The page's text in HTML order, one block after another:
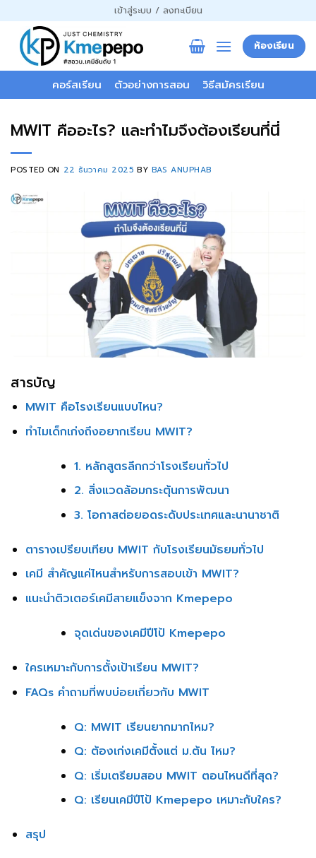
ไป
เนื้อหา
เข้าสู่ระบบ / ลงทะเบียน
ห้องเรียน
คอร์สเรียน ตัวอย่างการสอน วิธีสมัครเรียน
MWIT คืออะไร? และทำไมจึงต้องเรียนที่นี่
POSTED ON 22 ธันวาคม 2025 BY BAS ANUPHAB
สารบัญ
MWIT คือโรงเรียนแบบไหน?
ทำไมเด็กเก่งถึงอยากเรียน MWIT?
1. หลักสูตรลึกกว่าโรงเรียนทั่วไป
2. สิ่งแวดล้อมกระตุ้นการพัฒนา
3. โอกาสต่อยอดระดับประเทศและนานาชาติ
ตารางเปรียบเทียบ MWIT กับโรงเรียนมัธยมทั่วไป
เคมี สำคัญแค่ไหนสำหรับการสอบเข้า MWIT?
แนะนำติวเตอร์เคมีสายแข็งจาก Kmepepo
จุดเด่นของเคมีปีโป้ Kmepepo
ใครเหมาะกับการตั้งเป้าเรียน MWIT?
FAQs คำถามที่พบบ่อยเกี่ยวกับ MWIT
Q: MWIT เรียนยากมากไหม?
Q: ต้องเก่งเคมีตั้งแต่ ม.ต้น ไหม?
Q: เริ่มเตรียมสอบ MWIT ตอนไหนดีที่สุด?
Q: เรียนเคมีปีโป้ Kmepepo เหมาะกับใคร?
สรุป